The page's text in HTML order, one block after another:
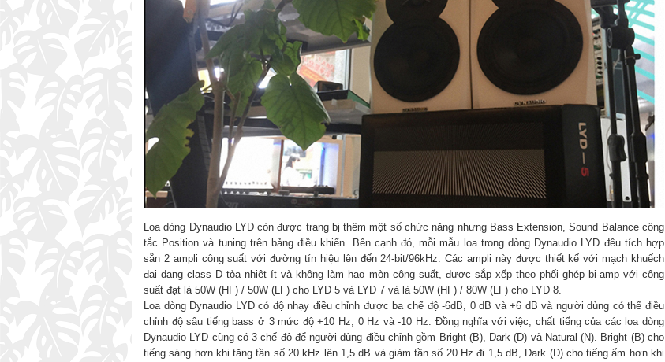
Loa dòng Dynaudio LYD còn được trang bị thêm một số chức năng nhưng Bass Extension, Sound Balance công
tắc Position và tuning trên bảng điều khiển. Bên cạnh đó, mỗi mẫu loa trong dòng Dynaudio LYD đều tích hợp
sẵn 2 ampli công suất với đường tín hiệu lên đến 24-bit/96kHz. Các ampli này được thiết kế với mạch khuếch
đại dạng class D tỏa nhiệt ít và không làm hao mòn công suất, được sắp xếp theo phối ghép bi-amp với công
suất đạt là 50W (HF) / 50W (LF) cho LYD 5 và LYD 7 và là 50W (HF) / 80W (LF) cho LYD 8.
Loa dòng Dynaudio LYD có độ nhạy điều chỉnh được ba chế độ -6dB, 0 dB và +6 dB và người dùng có thể điều
chỉnh độ sâu tiếng bass ở 3 mức độ +10 Hz, 0 Hz và -10 Hz. Đồng nghĩa với việc, chất tiếng của các loa dòng
Dynaudio LYD cũng có 3 chế độ để người dùng điều chỉnh gồm Bright (B), Dark (D) và Natural (N). Bright (B) cho
tiếng sáng hơn khi tăng tần số 20 kHz lên 1,5 dB và giảm tần số 20 Hz đi 1,5 dB, Dark (D) cho tiếng ấm hơn khi